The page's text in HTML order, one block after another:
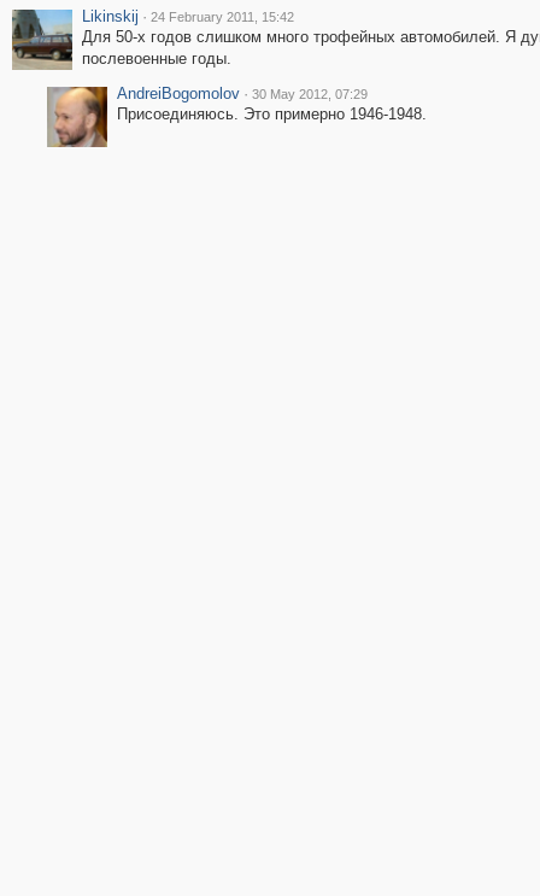
Likinskij · 24 February 2011, 15:42
Для 50-х годов слишком много трофейных автомобилей. Я
послевоенные годы.
AndreiBogomolov · 30 May 2012, 07:29
Присоединяюсь. Это примерно 1946-1948.